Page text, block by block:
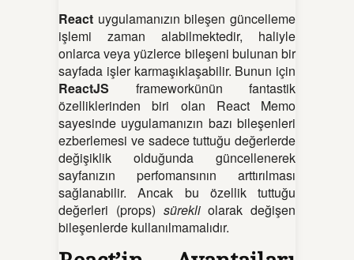
React uygulamanızın bileşen güncelleme
işlemi zaman alabilmektedir, haliyle
onlarca veya yüzlerce bileşeni bulunan bir
sayfada işler karmaşıklaşabilir. Bunun için
ReactJS frameworkünün fantastik
özelliklerinden biri olan React Memo
sayesinde uygulamanızın bazı bileşenleri
ezberlemesi ve sadece tuttuğu değerlerde
değişiklik olduğunda güncellenerek
sayfanızın perfomansının arttırılması
sağlanabilir. Ancak bu özellik tuttuğu
değerleri (props) sürekliolarak değişen
bileşenlerde kullanılmamalıdır.